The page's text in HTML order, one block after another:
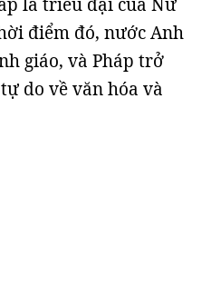
điểm đó, nước Anh
giáo, và Pháp trở
do về văn hóa và